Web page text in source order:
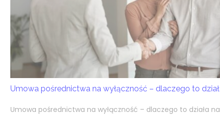
Umowa pośrednictwa na wyłączność – dlaczego to
Umowa pośrednictwa na wyłączność – dlaczego to działa